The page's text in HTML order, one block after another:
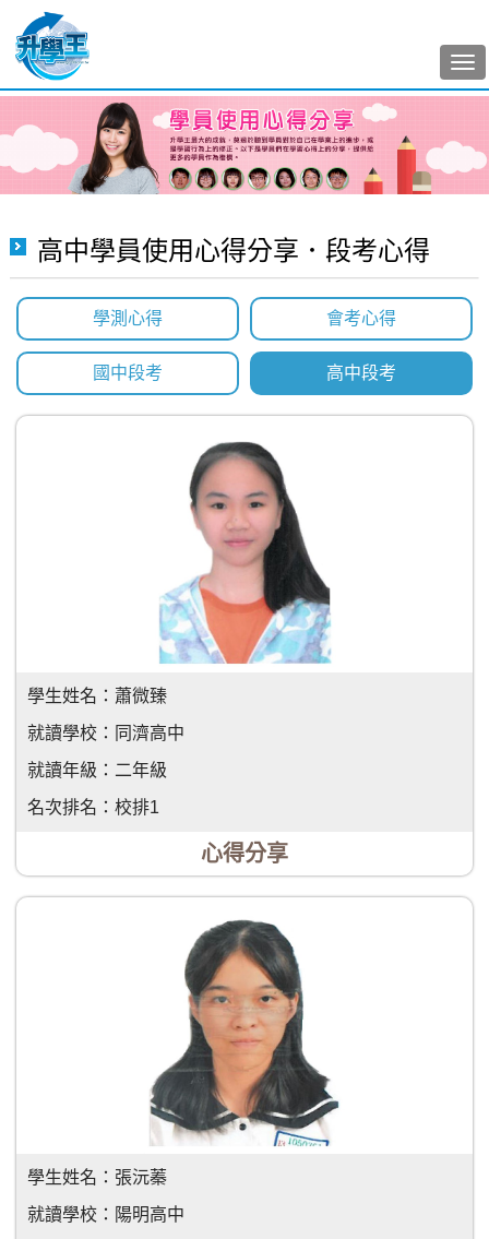
高中學員使用心得分享．段考心得
學測心得 會考心得
國中段考 高中段考
學生姓名： 蕭微臻
就讀學校： 同濟高中
就讀年級： 二年級
名次排名： 校排1
心得分享
學生姓名： 張沅蓁
就讀學校： 陽明高中